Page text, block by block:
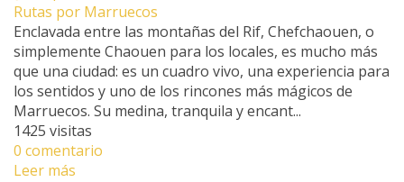
Rutas por Marruecos
Enclavada entre las montañas del Rif, Chefchaouen, o
simplemente Chaouen para los locales, es mucho más
que una ciudad: es un cuadro vivo, una experiencia para
los sentidos y uno de los rincones más mágicos de
Marruecos. Su medina, tranquila y encant...
1425 visitas
0 comentario
Leer más